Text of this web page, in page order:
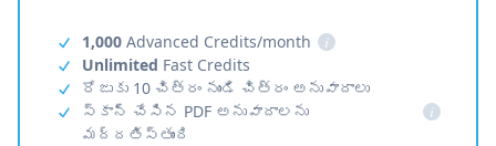
1,000 Advanced Credits/month
i
Unlimited Fast Credits
రోజుకు 10 చిత్రం నుండి చిత్రం అనువాదాలు
స్కాన్ చేసిన PDF అనువాదాలను
మద్దతిస్తుంది
i